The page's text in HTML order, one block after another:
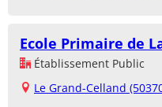
Ecole Primaire de
Établissement Public
Le Grand-Celland